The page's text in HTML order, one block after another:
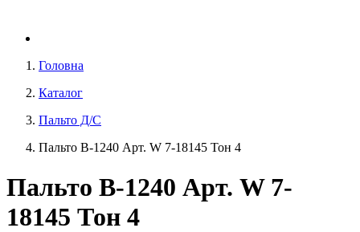
Головна
Каталог
Пальто Д/С
Пальто В-1240 Aрт. W 7-18145 Тон 4
Пальто В-1240 Aрт. W 7-
18145 Тон 4